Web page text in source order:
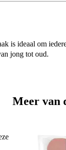
is ideaal om
jong tot oud.
Meer van